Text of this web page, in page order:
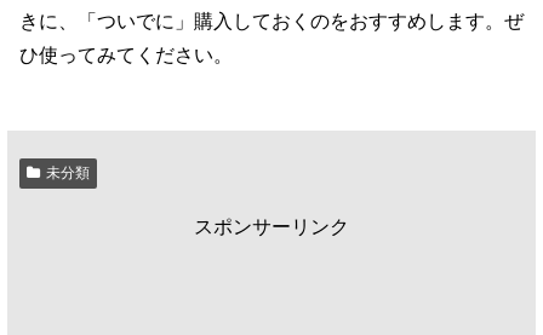
きに、「ついでに」購入しておくのをおすすめします。ぜ
ひ使ってみてください。
未分類
スポンサーリンク